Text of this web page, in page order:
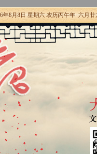
年8月8日 星期六 农历丙午年 六月廿